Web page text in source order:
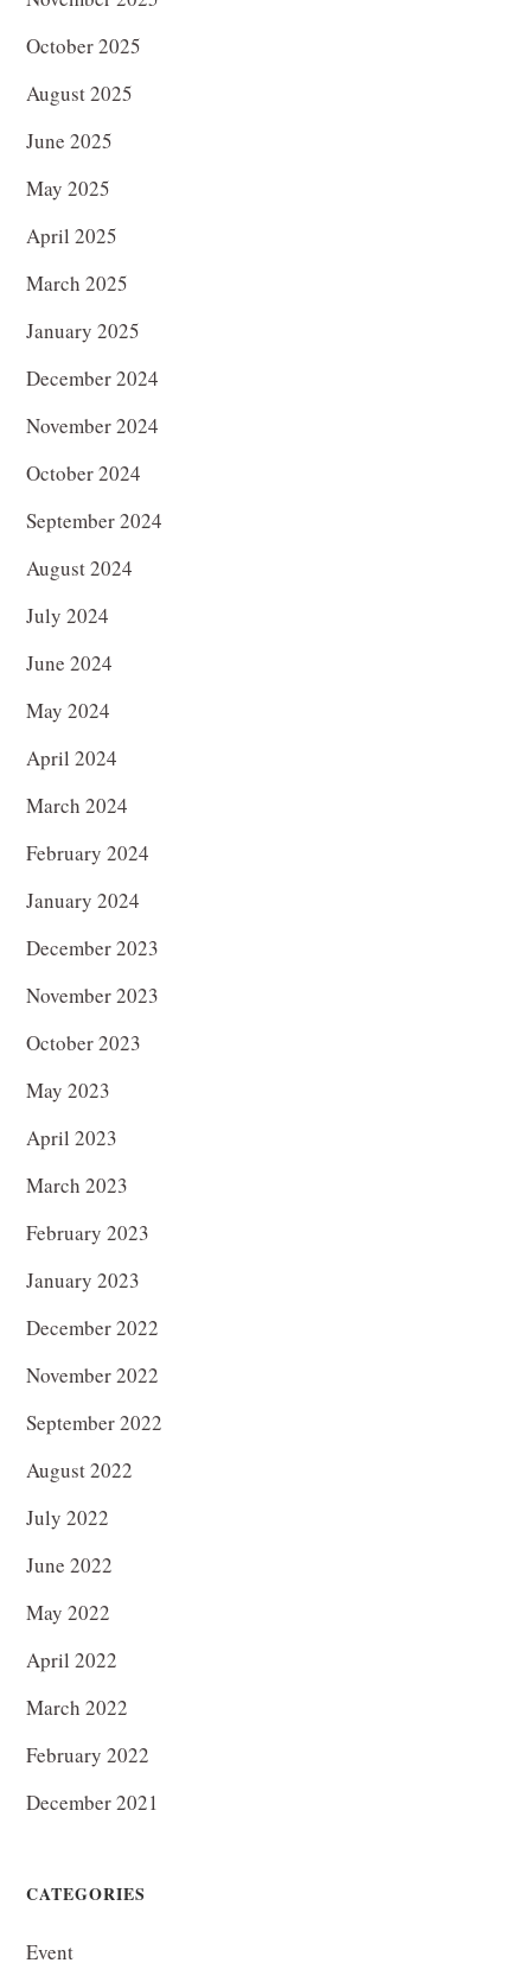
October 2025
August 2025
June 2025
May 2025
April 2025
March 2025
January 2025
December 2024
November 2024
October 2024
September 2024
August 2024
July 2024
June 2024
May 2024
April 2024
March 2024
February 2024
January 2024
December 2023
November 2023
October 2023
May 2023
April 2023
March 2023
February 2023
January 2023
December 2022
November 2022
September 2022
August 2022
July 2022
June 2022
May 2022
April 2022
March 2022
February 2022
December 2021
CATEGORIES
Event